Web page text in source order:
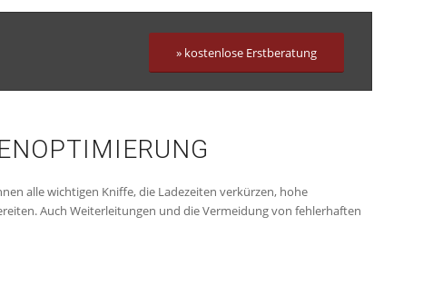
» kostenlose Erstberatung
alle wichtigen Kniffe, die Ladezeiten verkürzen, hohe
Auch Weiterleitungen und die Vermeidung von fehlerhaften